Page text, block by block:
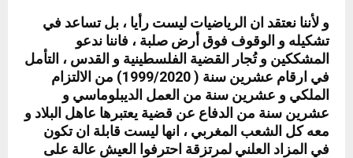
و لأننا نعتقد ان الرياضيات ليست رأيا ، بل تساعد في
تشكيله و الوقوف فوق أرض صلبة ، فاننا ندعو
المشككين و تُجار القضية الفلسطينية و القدس ، التأمل
في ارقام عشرين سنة ( 1999/2020) من الالتزام
الملكي و عشرين سنة من العمل الديبلوماسي و
عشرين سنة من الدفاع عن قضية يعتبرها عاهل البلاد و
معه كل الشعب المغربي ، انها ليست قابلة ان تكون
في المزاد العلني لمرتزقة احترفوا العيش عالة على